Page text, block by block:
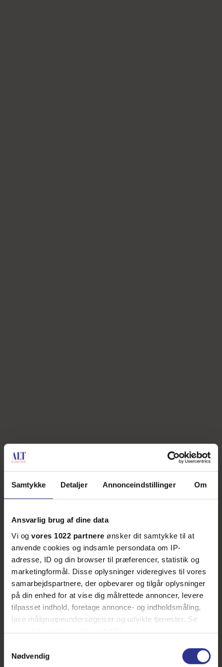
Samtykke Detaljer Annonceindstillinger Om
Ansvarlig brug af dine data
Vi og vores 1022 partnere ønsker dit samtykke til at
anvende cookies og indsamle persondata om IP-
adresse, ID og din browser til præferencer, statistik og
marketingformål. Disse oplysninger videregives til vores
samarbejdspartnere, der opbevarer og tilgår oplysninger
på din enhed for at vise dig målrettede annoncer, levere
tilpasset indhold, foretage annonce- og indholdsmåling,
lave målgruppeundersøgelser og udvikle tjenester. Se
mere information underindstillingerog i vores
tilbage eller ændre indstillinger fra vores
Nødvendig